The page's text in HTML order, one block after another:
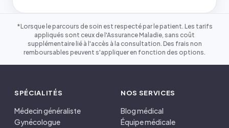
*Lorsque le parcours de soin est respecté par le patient. Les tarifs
appliqués sont ceux de l'Assurance Maladie, sans coût
supplémentaire lié à l'accès à la consultation. Des frais non
remboursables peuvent s'appliquer en fonction des options.
SPÉCIALITÉS
Médecin généraliste
Gynécologue
NOS SERVICES
Blog médical
Équipe médicale